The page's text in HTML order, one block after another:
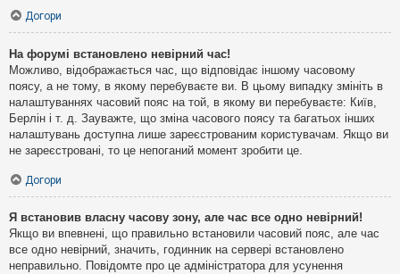
Догори
На форумі встановлено невірний час!
Можливо, відображається час, що відповідає іншому часовому
поясу, а не тому, в якому перебуваєте ви. В цьому випадку змініть в
налаштуваннях часовий пояс на той, в якому ви перебуваєте: Київ,
Берлін і т. д. Зауважте, що зміна часового поясу та багатьох інших
налаштувань доступна лише зареєстрованим користувачам. Якщо ви
не зареєстровані, то це непоганий момент зробити це.
Догори
Я встановив власну часову зону, але час все одно невірний!
Якщо ви впевнені, що правильно встановили часовий пояс, але час
все одно невірний, значить, годинник на сервері встановлено
неправильно. Повідомте про це адміністратора для усунення